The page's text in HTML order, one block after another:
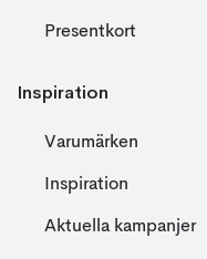
Presentkort
Inspiration
Varumärken
Inspiration
Aktuella kampanjer